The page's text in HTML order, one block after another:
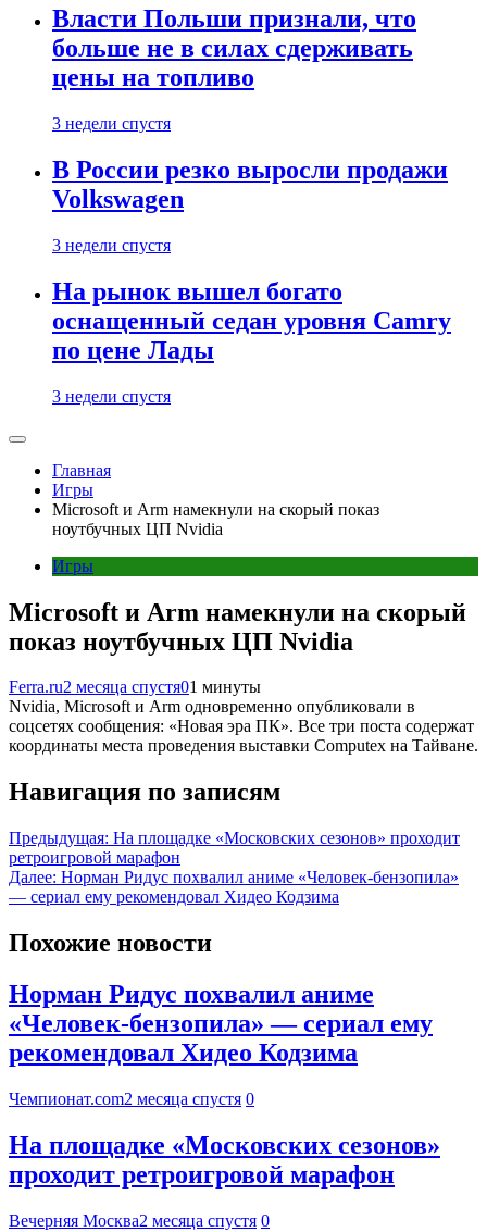
Власти Польши признали, что
больше не в силах сдерживать
цены на топливо
3 недели спустя
В России резко выросли продажи
Volkswagen
3 недели спустя
На рынок вышел богато
оснащенный седан уровня Camry
по цене Лады
3 недели спустя
Главная
Игры
Microsoft и Arm намекнули на скорый показ
ноутбучных ЦП Nvidia
Игры
Microsoft и Arm намекнули на скорый
показ ноутбучных ЦП Nvidia
Ferra.ru2 месяца спустя01 минуты
Nvidia, Microsoft и Arm одновременно опубликовали в
соцсетях сообщения: «Новая эра ПК». Все три поста содержат
координаты места проведения выставки Computex на Тайване.
Навигация по записям
Предыдущая: На площадке «Московских сезонов» проходит
ретроигровой марафон
Далее: Норман Ридус похвалил аниме «Человек-бензопила»
— сериал ему рекомендовал Хидео Кодзима
Похожие новости
Норман Ридус похвалил аниме
«Человек-бензопила» — сериал ему
рекомендовал Хидео Кодзима
Чемпионат.com2 месяца спустя 0
На площадке «Московских сезонов»
проходит ретроигровой марафон
Вечерняя Москва2 месяца спустя 0